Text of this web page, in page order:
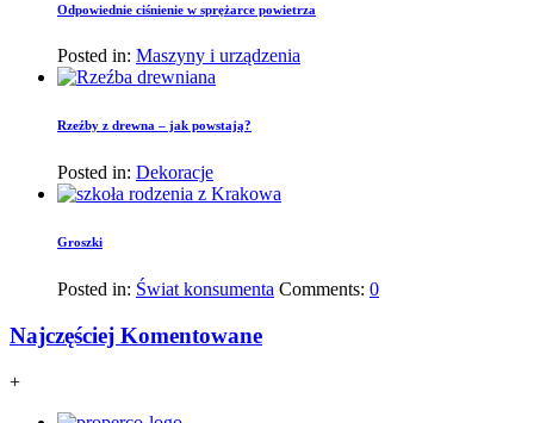
Odpowiednie ciśnienie w sprężarce powietrza
Posted in: Maszyny i urządzenia
Rzeźby z drewna – jak powstają?
Posted in: Dekoracje
Groszki
Posted in: Świat konsumenta Comments: 0
Najczęściej Komentowane
+